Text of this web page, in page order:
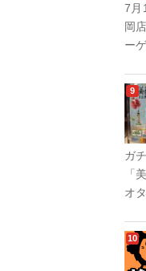
7月
岡
ー
ガ
「
オ